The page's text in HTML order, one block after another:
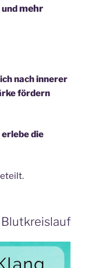
mehr
nach innerer
fördern
erlebe die